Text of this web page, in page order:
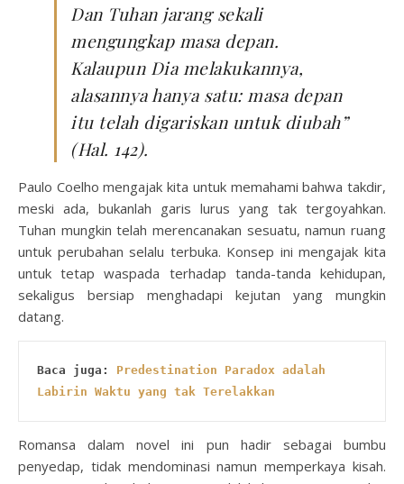
Dan Tuhan jarang sekali
mengungkap masa depan.
Kalaupun Dia melakukannya,
alasannya hanya satu: masa depan
itu telah digariskan untuk diubah”
(Hal. 142).
Paulo Coelho mengajak kita untuk memahami bahwa takdir,
meski ada, bukanlah garis lurus yang tak tergoyahkan.
Tuhan mungkin telah merencanakan sesuatu, namun ruang
untuk perubahan selalu terbuka. Konsep ini mengajak kita
untuk tetap waspada terhadap tanda-tanda kehidupan,
sekaligus bersiap menghadapi kejutan yang mungkin
datang.
Baca juga: Predestination Paradox adalah
Labirin Waktu yang tak Terelakkan
Romansa dalam novel ini pun hadir sebagai bumbu
penyedap, tidak mendominasi namun memperkaya kisah.